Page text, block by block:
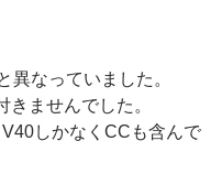
異なっていました。
ませんでした。
しかなくCCも含んで